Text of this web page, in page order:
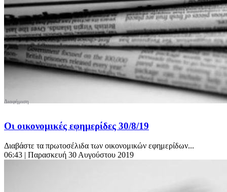
Οι οικονομικές εφημερίδες 30/8/19
Διαβάστε τα πρωτοσέλιδα των οικονομικών εφημερίδων...
06:43 | Παρασκευή 30 Αυγούστου 2019